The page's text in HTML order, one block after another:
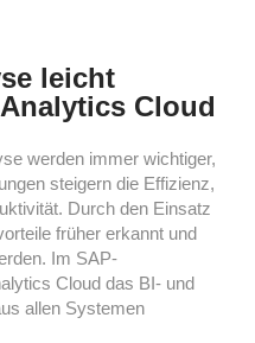
leicht
Cloud
werden immer wichtiger,
steigern die Effizienz,
Durch den Einsatz
früher erkannt und
Im SAP-
Cloud das BI- und
allen Systemen